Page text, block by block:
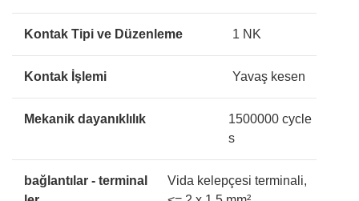
Kontak Tipi ve Düzenleme 1 NK
Kontak İşlemi Yavaş kesen
Mekanik dayanıklılık
1500000 cycle
s
bağlantılar - terminal
Vida kelepçesi terminali,